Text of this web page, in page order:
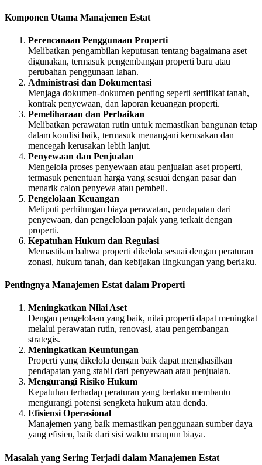
Komponen Utama Manajemen Estat
Perencanaan Penggunaan Properti
Melibatkan pengambilan keputusan tentang bagaimana aset
digunakan, termasuk pengembangan properti baru atau
perubahan penggunaan lahan.
Administrasi dan Dokumentasi
Menjaga dokumen-dokumen penting seperti sertifikat tanah,
kontrak penyewaan, dan laporan keuangan properti.
Pemeliharaan dan Perbaikan
Melibatkan perawatan rutin untuk memastikan bangunan tetap
dalam kondisi baik, termasuk menangani kerusakan dan
mencegah kerusakan lebih lanjut.
Penyewaan dan Penjualan
Mengelola proses penyewaan atau penjualan aset properti,
termasuk penentuan harga yang sesuai dengan pasar dan
menarik calon penyewa atau pembeli.
Pengelolaan Keuangan
Meliputi perhitungan biaya perawatan, pendapatan dari
penyewaan, dan pengelolaan pajak yang terkait dengan
properti.
Kepatuhan Hukum dan Regulasi
Memastikan bahwa properti dikelola sesuai dengan peraturan
zonasi, hukum tanah, dan kebijakan lingkungan yang berlaku.
Pentingnya Manajemen Estat dalam Properti
Meningkatkan Nilai Aset
Dengan pengelolaan yang baik, nilai properti dapat meningkat
melalui perawatan rutin, renovasi, atau pengembangan
strategis.
Meningkatkan Keuntungan
Properti yang dikelola dengan baik dapat menghasilkan
pendapatan yang stabil dari penyewaan atau penjualan.
Mengurangi Risiko Hukum
Kepatuhan terhadap peraturan yang berlaku membantu
mengurangi potensi sengketa hukum atau denda.
Efisiensi Operasional
Manajemen yang baik memastikan penggunaan sumber daya
yang efisien, baik dari sisi waktu maupun biaya.
Masalah yang Sering Terjadi dalam Manajemen Estat